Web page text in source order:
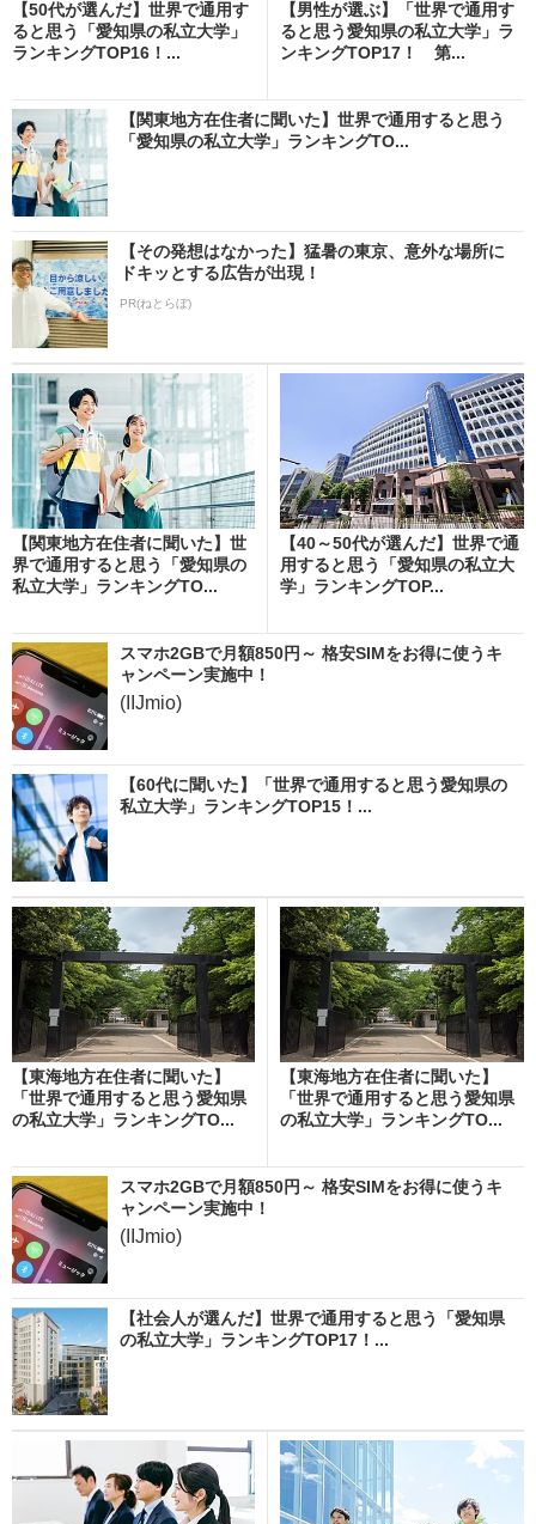
【50代が選んだ】世界で通用す
ると思う「愛知県の私立大学」
ランキングTOP16！...
【男性が選ぶ】「世界で通用す
ると思う愛知県の私立大学」ラ
ンキングTOP17！ 第...
【関東地方在住者に聞いた】世界で通用すると思う
「愛知県の私立大学」ランキングTO...
【その発想はなかった】猛暑の東京、意外な場所に
ドキッとする広告が出現！
PR(ねとらぼ)
【関東地方在住者に聞いた】世
界で通用すると思う「愛知県の
私立大学」ランキングTO...
【40～50代が選んだ】世界で通
用すると思う「愛知県の私立大
学」ランキングTOP...
スマホ2GBで月額850円～ 格安SIMをお得に使うキ
ャンペーン実施中！
(IIJmio)
【60代に聞いた】「世界で通用すると思う愛知県の
私立大学」ランキングTOP15！...
【東海地方在住者に聞いた】
「世界で通用すると思う愛知県
の私立大学」ランキングTO...
【東海地方在住者に聞いた】
「世界で通用すると思う愛知県
の私立大学」ランキングTO...
スマホ2GBで月額850円～ 格安SIMをお得に使うキ
ャンペーン実施中！
(IIJmio)
【社会人が選んだ】世界で通用すると思う「愛知県
の私立大学」ランキングTOP17！...